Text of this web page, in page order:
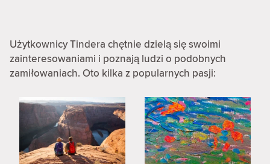
Użytkownicy Tindera chętnie dzielą się swoimi
zainteresowaniami i poznają ludzi o podobnych
zamiłowaniach. Oto kilka z popularnych pasji: